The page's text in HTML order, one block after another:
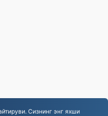
Сизнинг энг яхши